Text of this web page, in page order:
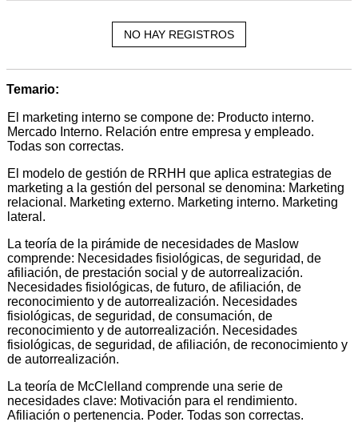
NO HAY REGISTROS
Temario:
El marketing interno se compone de: Producto interno.
Mercado Interno. Relación entre empresa y empleado.
Todas son correctas.
El modelo de gestión de RRHH que aplica estrategias de
marketing a la gestión del personal se denomina: Marketing
relacional. Marketing externo. Marketing interno. Marketing
lateral.
La teoría de la pirámide de necesidades de Maslow
comprende: Necesidades fisiológicas, de seguridad, de
afiliación, de prestación social y de autorrealización.
Necesidades fisiológicas, de futuro, de afiliación, de
reconocimiento y de autorrealización. Necesidades
fisiológicas, de seguridad, de consumación, de
reconocimiento y de autorrealización. Necesidades
fisiológicas, de seguridad, de afiliación, de reconocimiento y
de autorrealización.
La teoría de McClelland comprende una serie de
necesidades clave: Motivación para el rendimiento.
Afiliación o pertenencia. Poder. Todas son correctas.